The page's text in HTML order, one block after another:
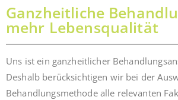
Ganzheitliche
mehr Lebensqualität
Uns ist ein ganzheitlicher
Deshalb berücksichtigen wir bei der
Behandlungsmethode alle relevanten